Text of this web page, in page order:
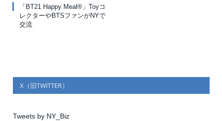
「BT21 Happy Meal®」Toyコ
レクターやBTSファンがNYで
交流
X（旧TWITTER）
Tweets by NY_Biz